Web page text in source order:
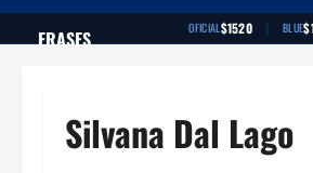
FRASES OFICIAL$1520 | BLUE
Silvana Dal Lago